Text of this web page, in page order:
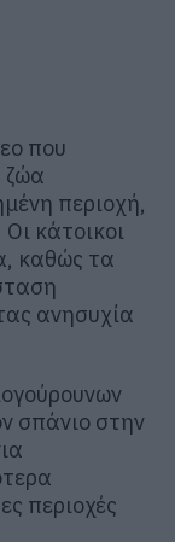
που
ζώα
περιοχή,
κάτοικοι
καθώς τα
ανησυχία
σπάνιο στην
περιοχές